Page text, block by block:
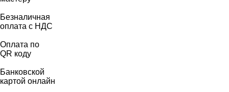
Безналичная
оплата с НДС
Оплата по
QR коду
Банковской
картой онлайн